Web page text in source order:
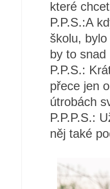
které
P.P.S.:A
školu,
by to
P.P.S.:
přece jen
útrobách
P.P.P.S.:
něj také